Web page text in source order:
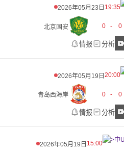
2026年05月23日 19:35
北京国安 0 - 0
情报 分析
2026年05月19日 20:00
青岛西海岸 0 - 0
情报 分析
2026年05月19日 15:00